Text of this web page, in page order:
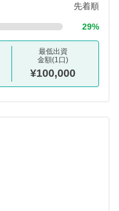
先着順
29%
最低出資
金額(1口)
¥100,000